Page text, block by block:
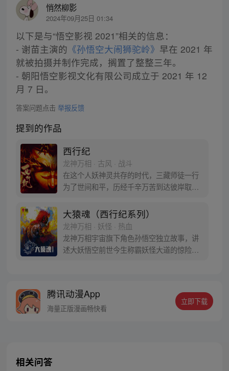
悄然柳影
2024年09月25日 01:34
以下是与“悟空影视 2021”相关的信息：
- 谢苗主演的 《孙悟空大闹狮驼岭》 早在 2021 年
就被拍摄并制作完成，搁置了整整三年。
- 朝阳悟空影视文化有限公司成立于 2021 年 12
月 7 日。
答案问题点击 举报反馈
提到的作品
西行纪
龙神万相 · 古风 · 战斗
在这个人妖神灵共存的时代，三藏师徒一行
为了世间和平，历经千辛万苦到达彼岸取
变得美好….随着阴谋慢慢揭露，暗魂四起,
为了让“永恒之火”重新归位，小狼妖白狼不
辞万难，找到唐三藏大法师，和他一起重新
寻回徒弟们，组成全新“西行小队”，再度踏
上西行之旅……
大猿魂（西行纪系列）
龙神万相 · 妖怪 · 热血
龙神万相宇宙旗下角色孙悟空独立故事，讲
述大妖悟空前世今生称霸妖怪大道的惊险历
人…六十年后，他再次破石而出，背负着守
护族人的希望和信念打败了妖怪大道的霸
腾讯动漫App
海量正版漫画畅快看
立即下载
相关问答